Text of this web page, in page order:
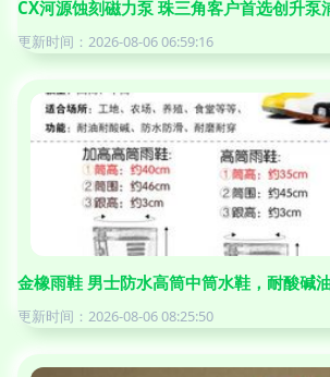
CX河源蚀刻磁力泵 珠三角客户首选创升泵
更新时间：2026-08-06 06:59:16
金橡雨鞋 男士防水高筒中筒水鞋，耐酸碱
更新时间：2026-08-06 08:25:50